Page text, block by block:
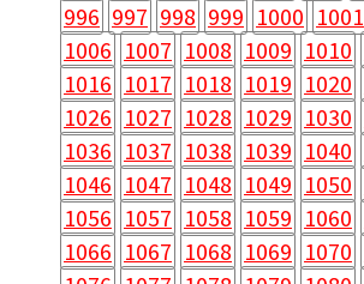
996 997 998 999 1000 1001
1006 1007 1008 1009 1010
1016 1017 1018 1019 1020
1026 1027 1028 1029 1030
1036 1037 1038 1039 1040
1046 1047 1048 1049 1050
1056 1057 1058 1059 1060
1066 1067 1068 1069 1070